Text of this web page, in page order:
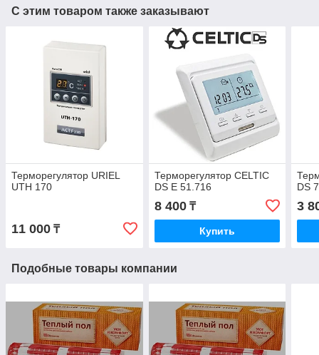
С этим товаром также заказывают
Терморегулятор URIEL
UTH 170
11 000 ₸
Терморегулятор CELTIC
DS E 51.716
8 400₸
Купить
DS
3
Подобные товары компании